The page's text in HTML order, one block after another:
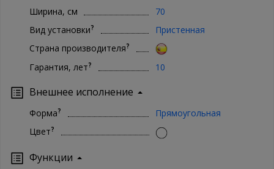
Ширина, см
70
Вид установки?
Пристенная
Страна производителя?
Гарантия, лет? 10
Внешнее исполнение
Форма?
Прямоугольная
Цвет?
Функции